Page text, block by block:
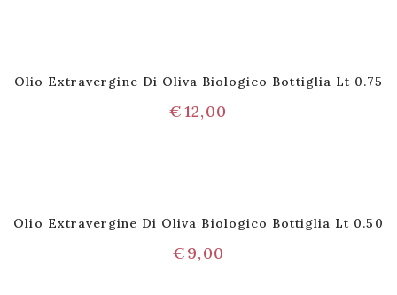
Olio Extravergine Di Oliva Biologico Bottiglia Lt 0.75
€12,00
Olio Extravergine Di Oliva Biologico Bottiglia Lt 0.50
€9,00